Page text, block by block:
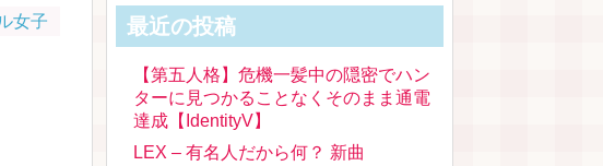
女子 最近の投稿
【第五人格】危機一髪中の隠密でハン
ターに見つかることなくそのまま通電
達成【IdentityV】
LEX – 有名人だから何？ 新曲